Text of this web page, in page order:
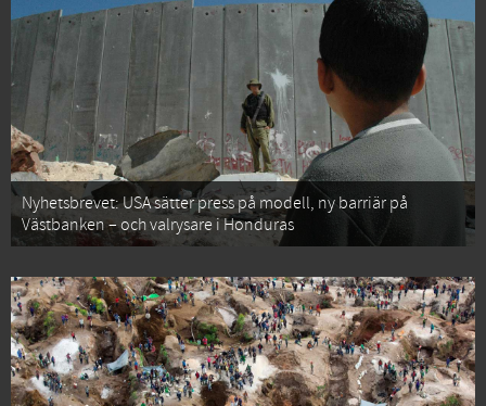
Nyhetsbrevet: USA sätter press på modell, ny barriär på
Västbanken – och valrysare i Honduras